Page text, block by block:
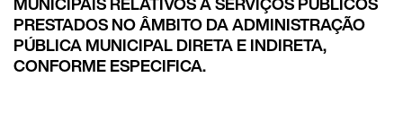
PRESTADOS NO ÂMBITO DA ADMINISTRAÇÃO
PÚBLICA MUNICIPAL DIRETA E INDIRETA,
CONFORME ESPECIFICA.